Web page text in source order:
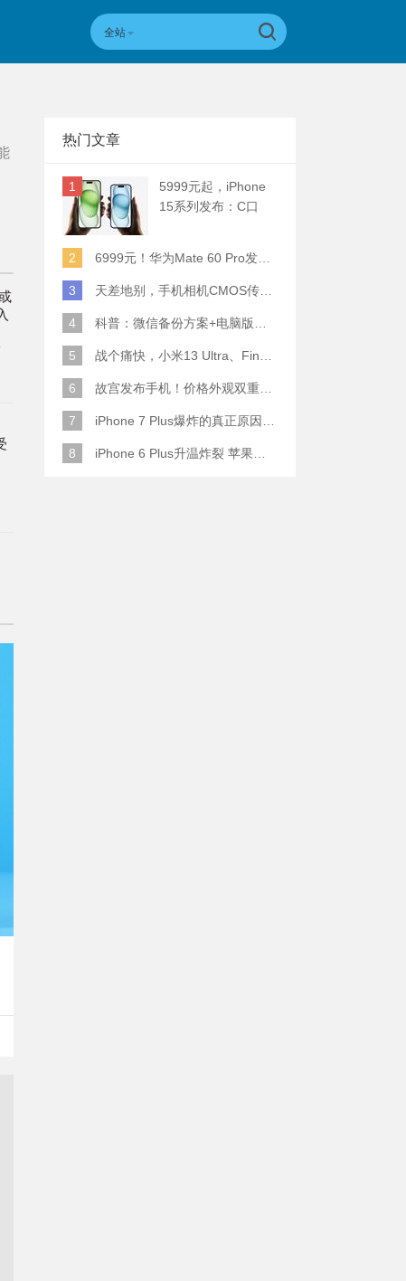
全站
热门文章
1
5999元起，iPhone
15系列发布：C口
2
6999元！华为Mate 60 Pro发布：麒麟9000S+卫星通话 (附初步跑分)
3 天差地别，手机相机CMOS传感器实际面积对比
4 科普：微信备份方案+电脑版丢失数据恢复指南
5 战个痛快，小米13 Ultra、Find X6 Pro、vivo X90 Pro+、小米12SU拍照横评
6 故宫发布手机！价格外观双重逆天！
7 iPhone 7 Plus爆炸的真正原因原来是这样
8 iPhone 6 Plus升温炸裂 苹果赔了一部全新的